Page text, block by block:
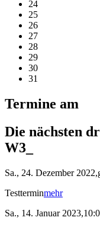
24
25
26
27
28
29
30
31
Termine am
Die nächsten
W3_
Sa., 24. Dezember
Testterminmehr
Sa., 14. Januar